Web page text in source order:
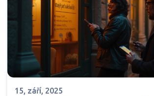
15, září, 2025